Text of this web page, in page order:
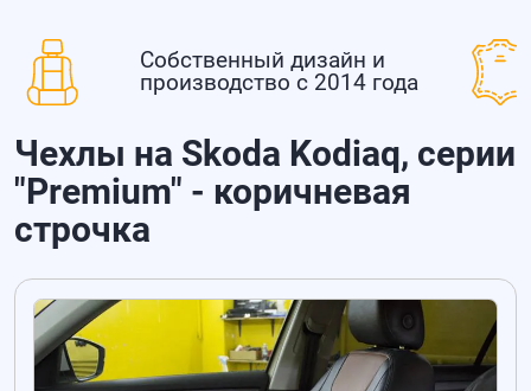
Собственный дизайн и
производство с 2014 года
Чехлы на Skoda Kodiaq, серии
"Premium" - коричневая
строчка